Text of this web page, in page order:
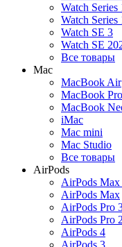
Watch Series
Watch Series
Watch SE 3
Watch SE
Все товары
Mac
MacBook Air
MacBook Pro
MacBook
iMac
Mac mini
Mac Studio
Все товары
AirPods
AirPods Max
AirPods Max
AirPods Pro
AirPods Pro 2
AirPods 4
AirPods 3